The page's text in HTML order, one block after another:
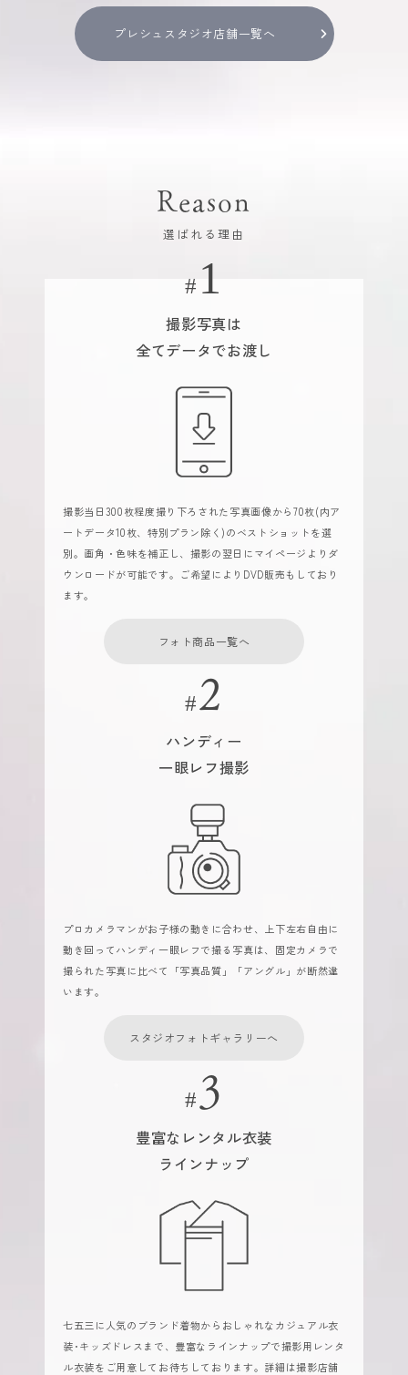
プレシュスタジオ店舗一覧へ
Reason
選ばれる理由
撮影写真は
全てデータでお渡し
撮影当日300枚程度撮り下ろされた写真画像から70枚(内ア
ートデータ10枚、特別プラン除く)のベストショットを選
別。画角・色味を補正し、撮影の翌日にマイページよりダ
ウンロードが可能です。ご希望によりDVD販売もしており
ます。
フォト商品一覧へ
ハンディー
一眼レフ撮影
プロカメラマンがお子様の動きに合わせ、上下左右自由に
動き回ってハンディ一眼レフで撮る写真は、固定カメラで
撮られた写真に比べて「写真品質」「アングル」が断然違
います。
スタジオフォトギャラリーへ
豊富なレンタル衣装
ラインナップ
七五三に人気のブランド着物からおしゃれなカジュアル衣
装･キッズドレスまで、豊富なラインナップで撮影用レンタ
ル衣装をご用意してお待ちしております。詳細は撮影店舗